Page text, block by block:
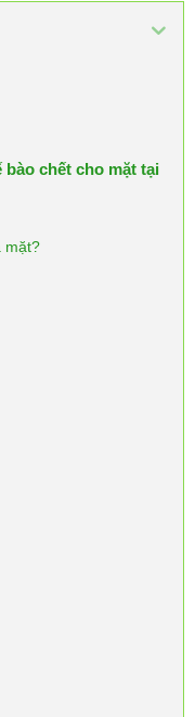
chết cho mặt tại
mặt?